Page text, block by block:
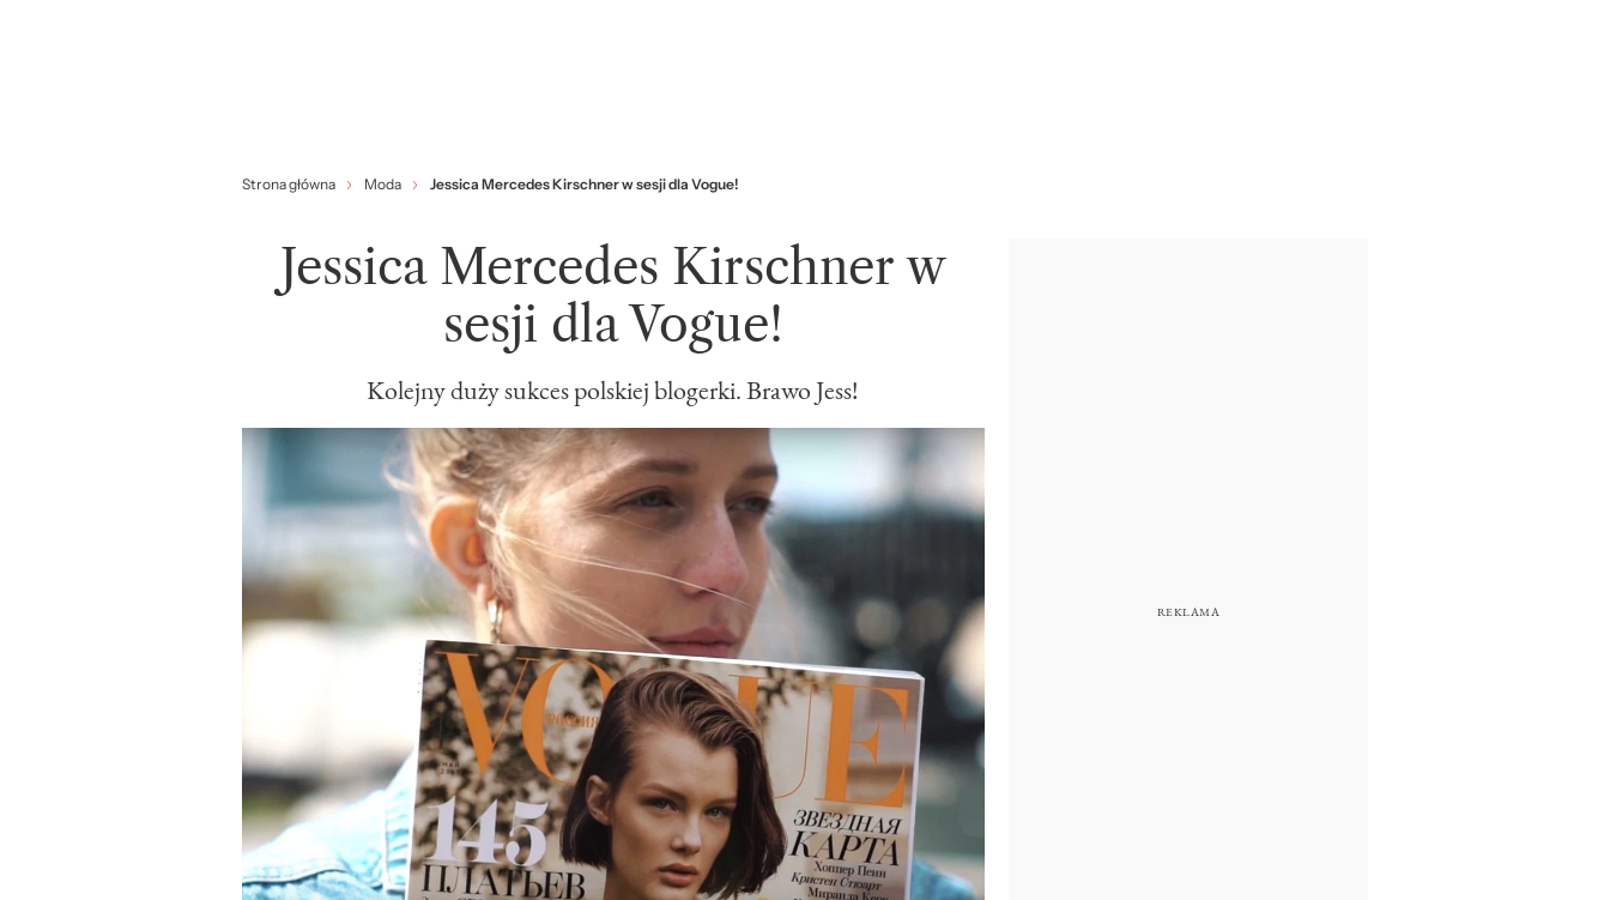
Strona główna Moda Jessica Mercedes Kirschner w sesji dla Vogue!
Jessica Mercedes Kirschner w
sesji dla Vogue!
Kolejny duży sukces polskiej blogerki. Brawo Jess!